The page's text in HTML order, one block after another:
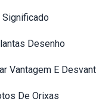
Significado
Desenho
Vantagem E
De Orixas